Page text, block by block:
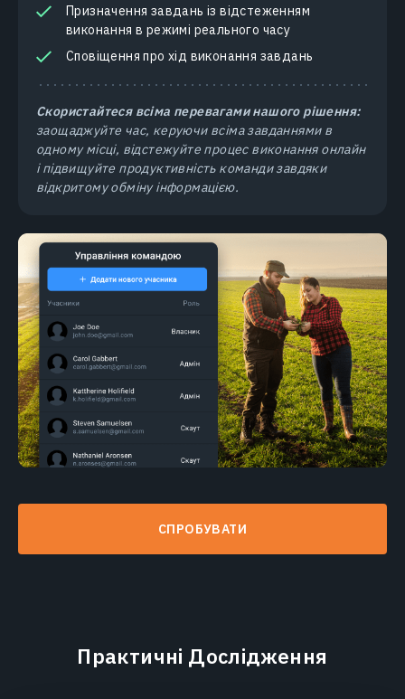
Призначення завдань із відстеженням
виконання в режимі реального часу
Сповіщення про хід виконання завдань
Скористайтеся всіма перевагами нашого рішення:
заощаджуйте час, керуючи всіма завданнями в
одному місці, відстежуйте процес виконання онлайн
і підвищуйте продуктивність команди завдяки
відкритому обміну інформацією.
СПРОБУВАТИ
Практичні Дослідження